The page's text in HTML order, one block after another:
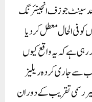
سینٹ جوزف انجینئرنگ
فی الحال معطل کر دیا
رہی ہے کہ یہ واقع کیوں
سے جاری کردہ ریلیز
رسمی تقریب کے دوران